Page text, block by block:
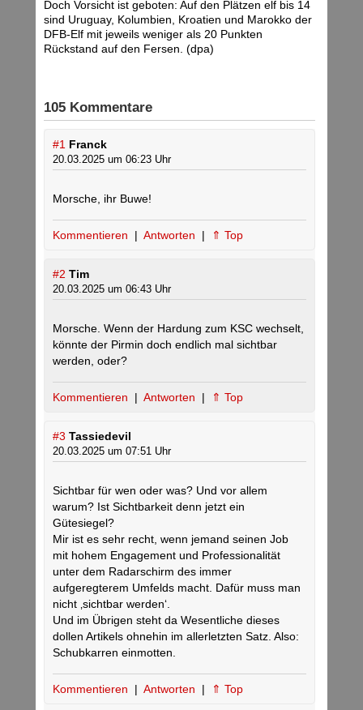
Doch Vorsicht ist geboten: Auf den Plätzen elf bis 14
sind Uruguay, Kolumbien, Kroatien und Marokko der
DFB-Elf mit jeweils weniger als 20 Punkten
Rückstand auf den Fersen. (dpa)
105 Kommentare
#1 Franck
20.03.2025 um 06:23 Uhr
Morsche, ihr Buwe!
Kommentieren | Antworten | ⇑ Top
#2 Tim
20.03.2025 um 06:43 Uhr
Morsche. Wenn der Hardung zum KSC wechselt,
könnte der Pirmin doch endlich mal sichtbar
werden, oder?
Kommentieren | Antworten | ⇑ Top
#3 Tassiedevil
20.03.2025 um 07:51 Uhr
Sichtbar für wen oder was? Und vor allem
warum? Ist Sichtbarkeit denn jetzt ein
Gütesiegel?
Mir ist es sehr recht, wenn jemand seinen Job
mit hohem Engagement und Professionalität
unter dem Radarschirm des immer
aufgeregterem Umfelds macht. Dafür muss man
nicht ‚sichtbar werden‘.
Und im Übrigen steht da Wesentliche dieses
dollen Artikels ohnehin im allerletzten Satz. Also:
Schubkarren einmotten.
Kommentieren | Antworten | ⇑ Top